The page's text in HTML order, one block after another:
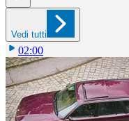
Vedi tutti
02:00